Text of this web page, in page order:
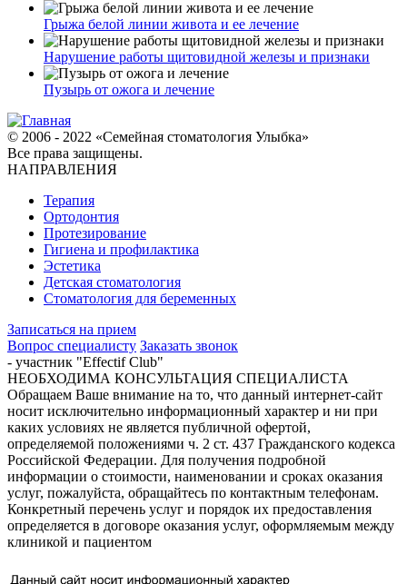
Грыжа белой линии живота и ее лечение
Нарушение работы щитовидной железы и признаки
Пузырь от ожога и лечение
© 2006 - 2022 «Семейная стоматология Улыбка»
Все права защищены.
НАПРАВЛЕНИЯ
Терапия
Ортодонтия
Протезирование
Гигиена и профилактика
Эстетика
Детская стоматология
Стоматология для беременных
Записаться на прием
Вопрос специалисту Заказать звонок
- участник "Effectif Club"
НЕОБХОДИМА КОНСУЛЬТАЦИЯ СПЕЦИАЛИСТА
Обращаем Ваше внимание на то, что данный интернет-сайт
носит исключительно информационный характер и ни при
каких условиях не является публичной офертой,
определяемой положениями ч. 2 ст. 437 Гражданского кодекса
Российской Федерации. Для получения подробной
информации о стоимости, наименовании и сроках оказания
услуг, пожалуйста, обращайтесь по контактным телефонам.
Конкретный перечень услуг и порядок их предоставления
определяется в договоре оказания услуг, оформляемым между
клиникой и пациентом